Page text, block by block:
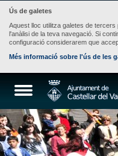
Ús de galetes
Aquest lloc utilitza galetes de
l'anàlisi de la teva navegació. Si
configuració considerarem que
Més informació sobre l'ús de les